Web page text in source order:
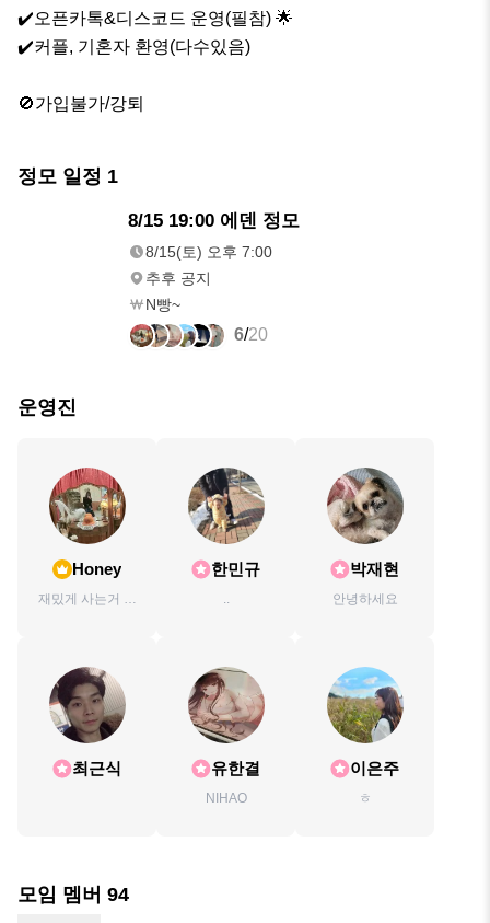
✔️오픈카톡&디스코드 운영(필참) 🌟
✔️커플, 기혼자 환영(다수있음)
🚫가입불가/강퇴
정모 일정 1
8/15 19:00 에덴 정모
8/15(토) 오후 7:00
추후 공지
N빵~
6/20
운영진
Honey
재밌게 사는거 쵝
한민규 박재현
안녕하세요
최근식 유한결
NIHAO
이은주
ㅎ
모임 멤버 94